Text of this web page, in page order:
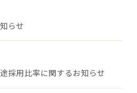
らせ
採用比率に関するお知らせ